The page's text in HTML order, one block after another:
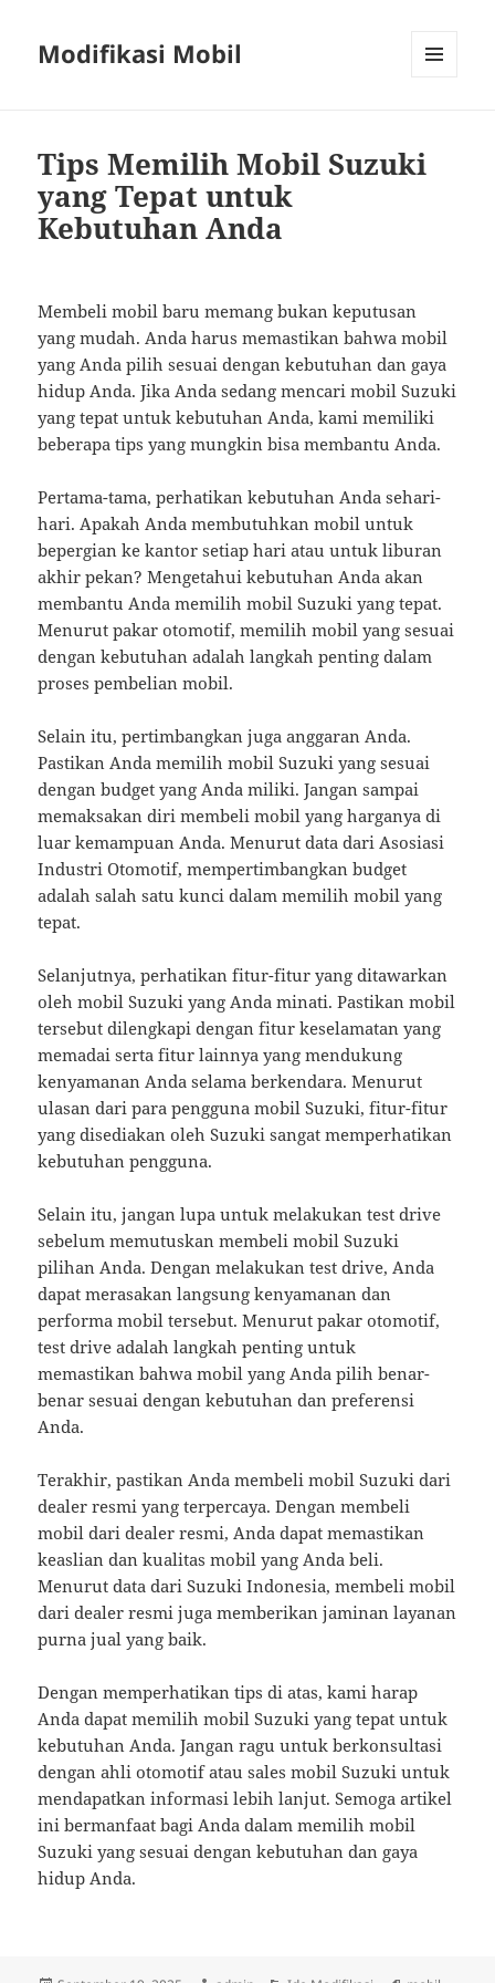
Modifikasi Mobil
Tips Memilih Mobil Suzuki
yang Tepat untuk
Kebutuhan Anda
Membeli mobil baru memang bukan keputusan
yang mudah. Anda harus memastikan bahwa mobil
yang Anda pilih sesuai dengan kebutuhan dan gaya
hidup Anda. Jika Anda sedang mencari mobil Suzuki
yang tepat untuk kebutuhan Anda, kami memiliki
beberapa tips yang mungkin bisa membantu Anda.
Pertama-tama, perhatikan kebutuhan Anda sehari-
hari. Apakah Anda membutuhkan mobil untuk
bepergian ke kantor setiap hari atau untuk liburan
akhir pekan? Mengetahui kebutuhan Anda akan
membantu Anda memilih mobil Suzuki yang tepat.
Menurut pakar otomotif, memilih mobil yang sesuai
dengan kebutuhan adalah langkah penting dalam
proses pembelian mobil.
Selain itu, pertimbangkan juga anggaran Anda.
Pastikan Anda memilih mobil Suzuki yang sesuai
dengan budget yang Anda miliki. Jangan sampai
memaksakan diri membeli mobil yang harganya di
luar kemampuan Anda. Menurut data dari Asosiasi
Industri Otomotif, mempertimbangkan budget
adalah salah satu kunci dalam memilih mobil yang
tepat.
Selanjutnya, perhatikan fitur-fitur yang ditawarkan
oleh mobil Suzuki yang Anda minati. Pastikan mobil
tersebut dilengkapi dengan fitur keselamatan yang
memadai serta fitur lainnya yang mendukung
kenyamanan Anda selama berkendara. Menurut
ulasan dari para pengguna mobil Suzuki, fitur-fitur
yang disediakan oleh Suzuki sangat memperhatikan
kebutuhan pengguna.
Selain itu, jangan lupa untuk melakukan test drive
sebelum memutuskan membeli mobil Suzuki
pilihan Anda. Dengan melakukan test drive, Anda
dapat merasakan langsung kenyamanan dan
performa mobil tersebut. Menurut pakar otomotif,
test drive adalah langkah penting untuk
memastikan bahwa mobil yang Anda pilih benar-
benar sesuai dengan kebutuhan dan preferensi
Anda.
Terakhir, pastikan Anda membeli mobil Suzuki dari
dealer resmi yang terpercaya. Dengan membeli
mobil dari dealer resmi, Anda dapat memastikan
keaslian dan kualitas mobil yang Anda beli.
Menurut data dari Suzuki Indonesia, membeli mobil
dari dealer resmi juga memberikan jaminan layanan
purna jual yang baik.
Dengan memperhatikan tips di atas, kami harap
Anda dapat memilih mobil Suzuki yang tepat untuk
kebutuhan Anda. Jangan ragu untuk berkonsultasi
dengan ahli otomotif atau sales mobil Suzuki untuk
mendapatkan informasi lebih lanjut. Semoga artikel
ini bermanfaat bagi Anda dalam memilih mobil
Suzuki yang sesuai dengan kebutuhan dan gaya
hidup Anda.